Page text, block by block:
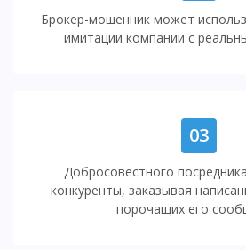
Брокер-мошенник может
имитации компании с
03
Добросовестного
конкуренты, заказывая
порочащих его